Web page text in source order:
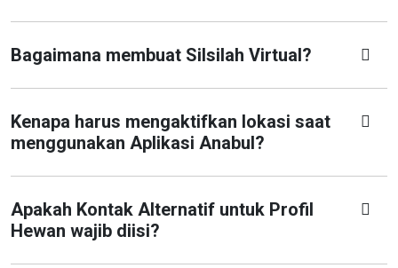
Bagaimana membuat Silsilah Virtual?
Kenapa harus mengaktifkan lokasi saat
menggunakan Aplikasi Anabul?
Apakah Kontak Alternatif untuk Profil
Hewan wajib diisi?